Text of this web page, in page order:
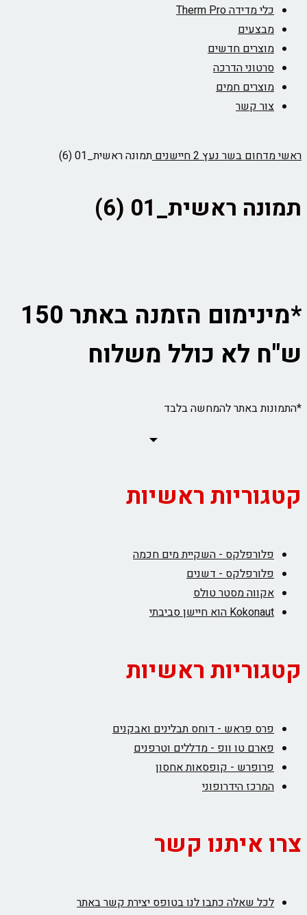
כלי מדידה Therm Pro
מבצעים
מוצרים חדשים
סרטוני הדרכה
מוצרים חמים
צור קשר
ראשימדחום בשר נעץ 2 חיישנים תמונה ראשית_01 (6)
תמונה ראשית_01 (6)
*מינימום הזמנה באתר 150
ש"ח לא כולל משלוח
*התמונות באתר להמחשה בלבד
קטגוריות ראשיות
פלורפלקס - השקיית מים חכמה
פלורפלקס - דשנים
אקווה מסטר טולס
Kokonaut הוא חיישן סביבתי
קטגוריות ראשיות
פרס פראש - דוחס תבלינים ואבקנים
פארם טו וופ - מדללים וטרפנים
פרופרש - קופסאות אחסון
המרכז הידרופוני
צרו איתנו קשר
לכל שאלה כתבו לנו בטופס יצירת קשר באתר